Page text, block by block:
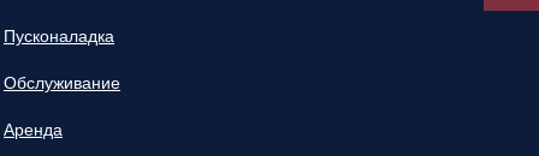
Пусконаладка
Обслуживание
Аренда